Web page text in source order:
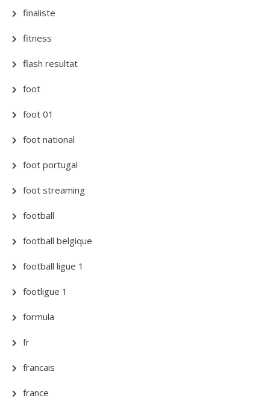
finaliste
fitness
flash resultat
foot
foot 01
foot national
foot portugal
foot streaming
football
football belgique
football ligue 1
footligue 1
formula
fr
francais
france